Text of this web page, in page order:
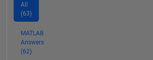
All
(63)
MATLAB
Answers
(62)